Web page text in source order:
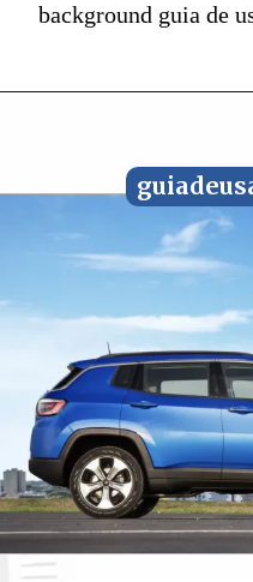
background guia de